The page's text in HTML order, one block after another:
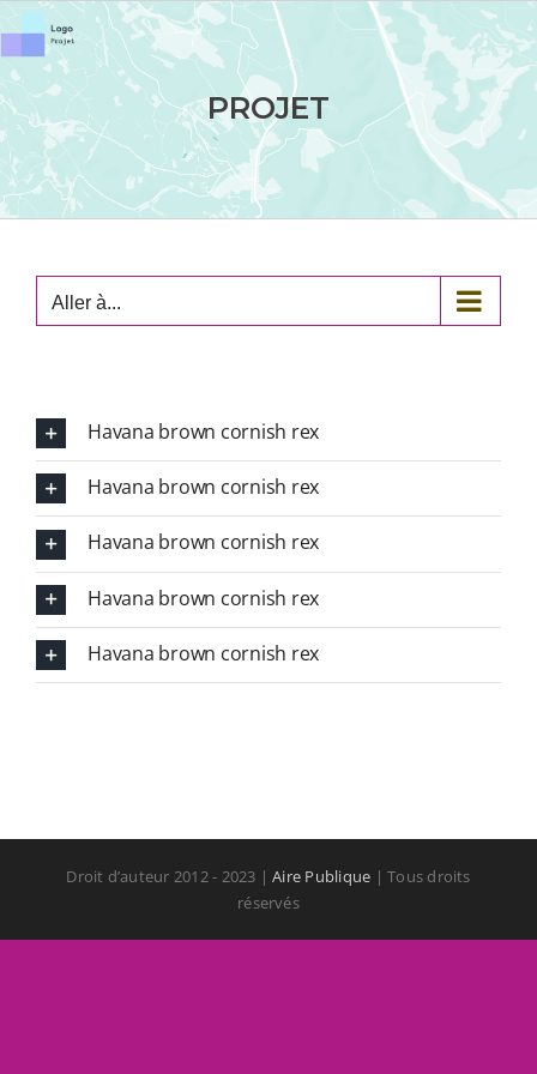
Passer
contenu
PROJET
Aller à...
Havana brown cornish rex
Havana brown cornish rex
Havana brown cornish rex
Havana brown cornish rex
Havana brown cornish rex
Droit d’auteur 2012 - 2023 |Aire Publique | Tous droits
réservés